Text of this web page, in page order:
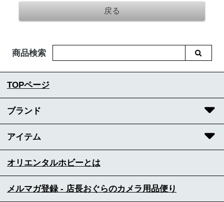
商品検索
TOPページ
ブランド
アイテム
オリエンタルホビーとは
メルマガ登録 - 店長おぐらのカメラ用品便り